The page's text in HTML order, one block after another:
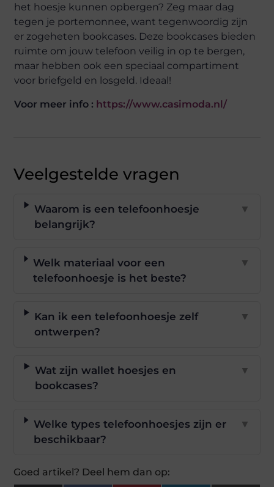
het hoesje kunnen opbergen? Zeg maar dag
tegen je portemonnee, want tegenwoordig zijn
er zogeheten bookcases. Deze bookcases bieden
ruimte om jouw telefoon veilig in op te bergen,
maar hebben ook een speciaal compartiment
voor briefgeld en losgeld. Ideaal!
Voor meer info : https://www.casimoda.nl/
Veelgestelde vragen
Waarom is een telefoonhoesje
belangrijk?
▼
Welk materiaal voor een
telefoonhoesje is het beste?
▼
Kan ik een telefoonhoesje zelf
ontwerpen?
▼
Wat zijn wallet hoesjes en
bookcases?
▼
Welke types telefoonhoesjes zijn er
beschikbaar?
▼
Goed artikel? Deel hem dan op: